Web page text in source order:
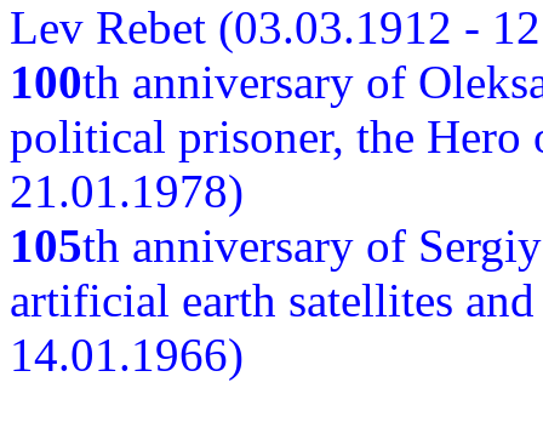
Lev Rebet (03.03.1912 -
100th anniversary of
political prisoner, the
21.01.1978)
105th anniversary of
artificial earth satellites
14.01.1966)